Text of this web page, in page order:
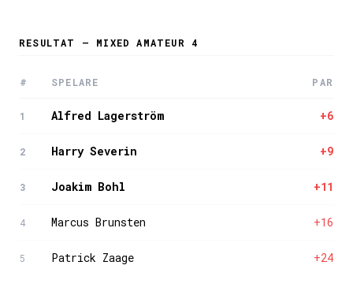
RESULTAT — MIXED AMATEUR 4
# SPELARE PAR
1 Alfred Lagerström +6
2 Harry Severin +9
3 Joakim Bohl +11
4 Marcus Brunsten +16
5 Patrick Zaage +24